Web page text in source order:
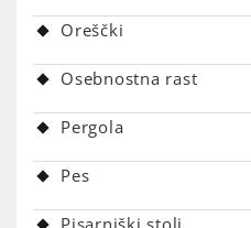
Oreščki
Osebnostna rast
Pergola
Pes